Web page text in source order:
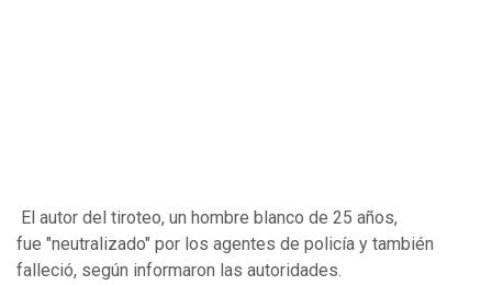
El autor del tiroteo, un hombre blanco de 25 años,
fue "neutralizado" por los agentes de policía y también
falleció, según informaron las autoridades.